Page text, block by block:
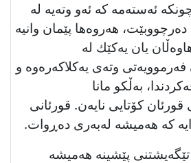
ئەستەمە كە ئەو وتەیە لە
هەروەها پێمان وانیە
یان یەكێك لە
فەرموویەتی وتەی یەكلاكەرەوە و
بەڵكو مانا
كۆتایی نایەن. قورئانى
كە هەمیشە لەبەری دەڕوات.
تێگەيشتنی پێشینە هەمیشە